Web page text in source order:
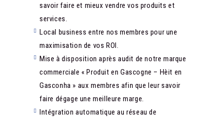
savoir faire et mieux vendre vos produits et
services.
Local business entre nos membres pour une
maximisation de vos ROI.
Mise à disposition après audit de notre marque
commerciale « Produit en Gascogne – Hèit en
Gasconha » aux membres afin que leur savoir
faire dégage une meilleure marge.
Intégration automatique au réseau de